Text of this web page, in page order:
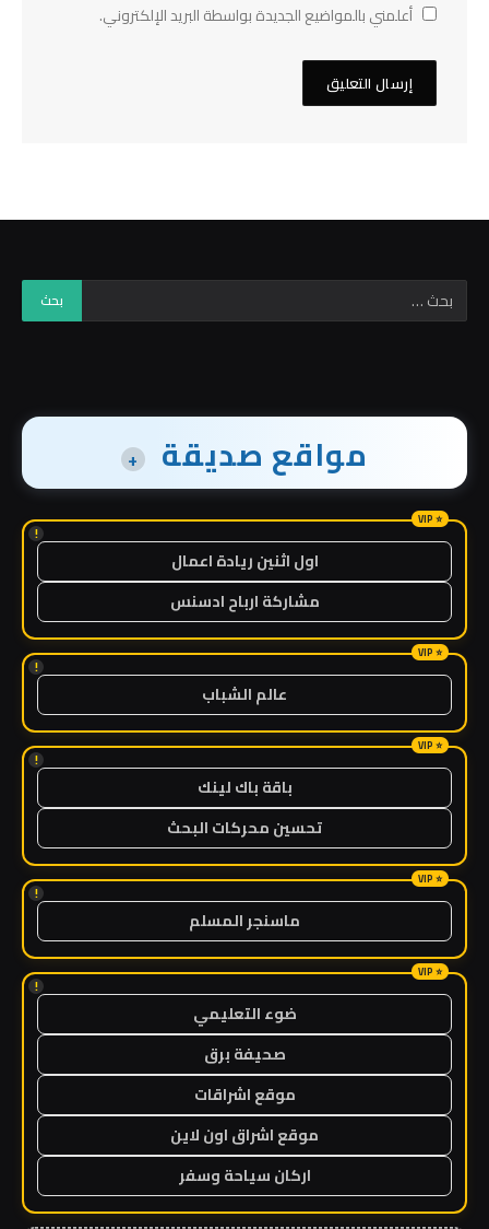
أعلمني بالمواضيع الجديدة بواسطة البريد الإلكتروني.
مواقع صديقة +
!
اول اثنين ريادة اعمال
مشاركة ارباح ادسنس
!
عالم الشباب
!
باقة باك لينك
تحسين محركات البحث
!
ماسنجر المسلم
!
ضوء التعليمي
صحيفة برق
موقع اشراقات
موقع اشراق اون لاين
اركان سياحة وسفر